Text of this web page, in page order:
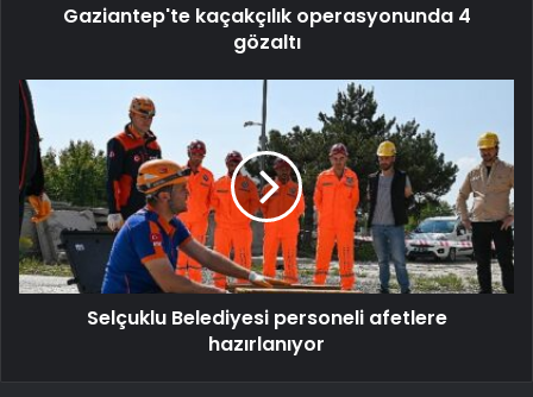
Gaziantep'te kaçakçılık operasyonunda 4
gözaltı
Selçuklu Belediyesi personeli afetlere
hazırlanıyor